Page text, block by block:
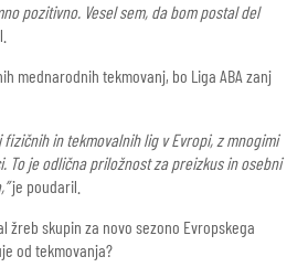
pozitivno. Vesel sem, da bom postal del
mednarodnih tekmovanj, bo Liga ABA zanj
fizičnih in tekmovalnih lig v Evropi, z mnogimi
To je odlična priložnost za preizkus in osebni
je poudaril.
žreb skupin za novo sezono Evropskega
od tekmovanja?